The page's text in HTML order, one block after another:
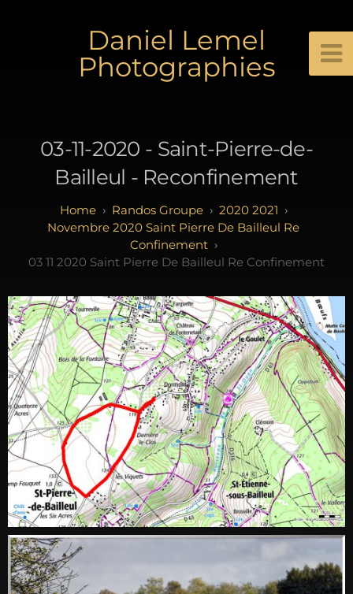
Daniel Lemel
Photographies
03-11-2020 - Saint-Pierre-de-
Bailleul - Reconfinement
Randos Groupe
2020 2021
Novembre 2020 Saint Pierre De Bailleul Re
Confinement
03 11 2020 Saint Pierre De Bailleul Re Confinement